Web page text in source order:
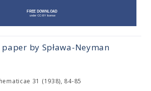
by Spława-Neyman
31 (1938), 84-85